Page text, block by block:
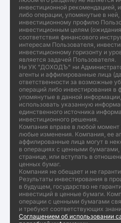
инвестиционной рекомендацией,
либо операции, упомянутые в ней,
инвестиционному профилю
инвестиционным целям
соответствия финансового
интересам Пользователя,
инвестиционному горизонту и
является задачей Пользователя.
Ни УК "ДОХОДЪ" ни
агенты и аффилированные лица
ответственности за возможные
операций либо инвестирования в
упомянутые в данной
использовать указанную
единственного источника
инвестиционного решения.
Компания вправе в любой
любые изменения. Компания, ее
аффилированные лица могут в
в операциях с ценными
странице, или вступать в
ценных бумаг.
Компания не обещает и не
Результаты инвестирования в
в будущем, государство не
инвестиций в ценные бумаги.
операции с ценными бумагами
и требуют соответствующих
Соглашением об использовании